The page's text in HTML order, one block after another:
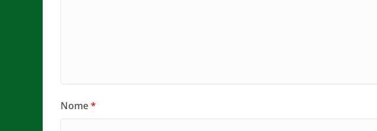
Nome*